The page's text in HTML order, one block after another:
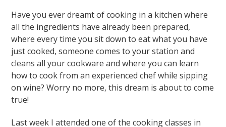
Have you ever dreamt of cooking in a kitchen where
all the ingredients have already been prepared,
where every time you sit down to eat what you have
just cooked, someone comes to your station and
cleans all your cookware and where you can learn
how to cook from an experienced chef while sipping
on wine? Worry no more, this dream is about to come
true!
Last week I attended one of the cooking classes in